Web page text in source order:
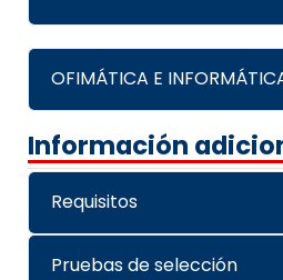
OFIMÁTICA E
Información
Requisitos
Pruebas de selección